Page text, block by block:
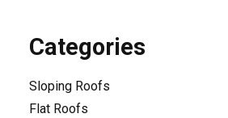
Categories
Sloping Roofs
Flat Roofs